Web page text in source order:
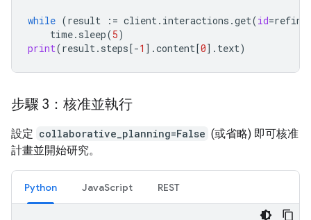
while (result := client. interactions .get(id=
time. sleep(5)
print(result. steps[-1 ] .content[0] . text)
步驟 3：核准並執行
設定 collaborative_planning=False (或省略) 即可核准
計畫並開始研究。
Python JavaScript REST